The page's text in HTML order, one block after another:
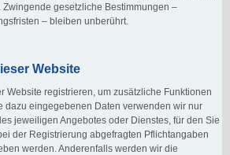
Zwingende gesetzliche Bestimmungen –
– bleiben unberührt.
Website
Website registrieren, um zusätzliche Funktionen
dazu eingegebenen Daten verwenden wir nur
jeweiligen Angebotes oder Dienstes, für den Sie
der Registrierung abgefragten Pflichtangaben
werden. Anderenfalls werden wir die